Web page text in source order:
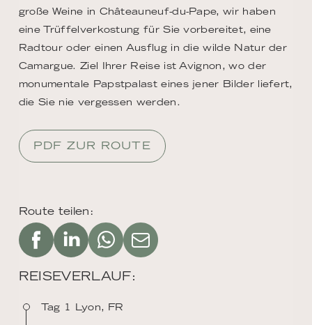
Route teilen:
REISEVERLAUF:
Tag 1 Lyon, FR
große Weine in Châteauneuf-du-Pape, wir haben
eine Trüffelverkostung für Sie vorbereitet, eine
Radtour oder einen Ausflug in die wilde Natur der
Camargue. Ziel Ihrer Reise ist Avignon, wo der
monumentale Papstpalast eines jener Bilder liefert,
die Sie nie vergessen werden.
PDF ZUR ROUTE